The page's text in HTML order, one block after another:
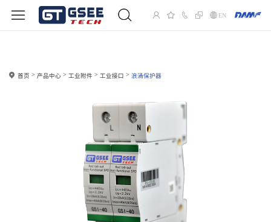
EN
首页 产品中心 工业附件 工业接口 浪涌保护器